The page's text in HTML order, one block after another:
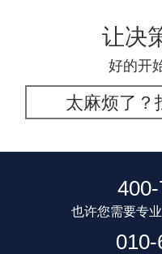
让决
好的开
太麻烦了？
也许您需要专